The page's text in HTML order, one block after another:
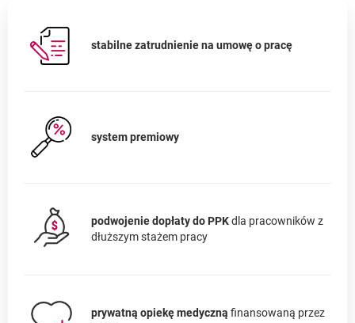
stabilne zatrudnienie na umowę o pracę
system premiowy
podwojenie dopłaty do PPKdla pracowników z
dłuższym stażem pracy
prywatną opiekę medyczną finansowaną przez